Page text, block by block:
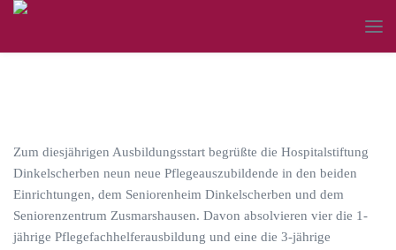
Zum diesjährigen Ausbildungsstart begrüßte die Hospitalstiftung
Dinkelscherben neun neue Pflegeauszubildende in den beiden
Einrichtungen, dem Seniorenheim Dinkelscherben und dem
Seniorenzentrum Zusmarshausen. Davon absolvieren vier die 1-
jährige Pflegefachhelferausbildung und eine die 3-jährige